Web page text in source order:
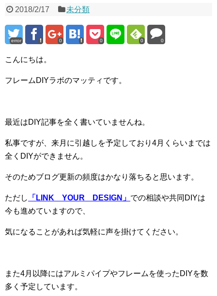
2018/2/17 未分類
error 0 0 0 0
こんにちは。
フレームDIYラボのマッティです。
最近はDIY記事を全く書いていませんね。
私事ですが、来月に引越しを予定しており4月くらいまでは
全くDIYができません。
そのためブログ更新の頻度はかなり落ちると思います。
ただし 「LINK YOUR DESIGN」 での相談や共同DIYは
今も進めていますので、
気になることがあれば気軽に声を掛けてください。
また4月以降にはアルミパイプやフレームを使ったDIYを数
多く予定しています。